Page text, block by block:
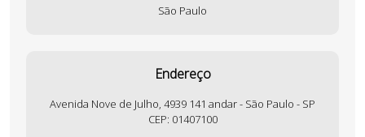
São Paulo
Endereço
Avenida Nove de Julho, 4939 141 andar - São Paulo - SP
CEP: 01407100